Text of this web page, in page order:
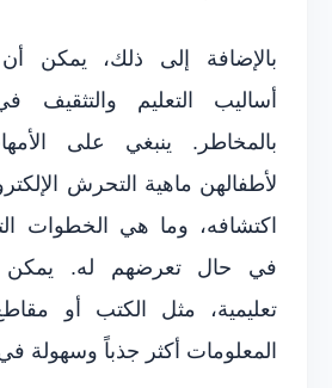
بالإضافة إلى ذلك، يمكن
أساليب التعليم والتثقيف
بالمخاطر. ينبغي على
لأطفالهن ماهية التحرش
اكتشافه، وما هي الخطوات
في حال تعرضهم له. يمكن
تعليمية، مثل الكتب أو
المعلومات أكثر جذباً وسهولة